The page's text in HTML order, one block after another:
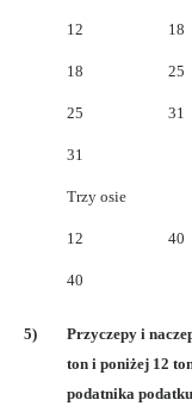
12 18
18 25
25 31
31
Trzy osie
12 40
40
5)
Przyczepy i
ton i poniżej 12
podatnika